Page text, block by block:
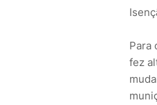
Para
fez